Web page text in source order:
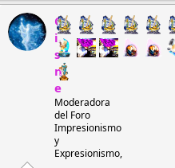
¡¡feliz
Ana
Loja, 12 de
C
i
s
n
e
Moderadora
del Foro
Impresionismo
y
Expresionismo,